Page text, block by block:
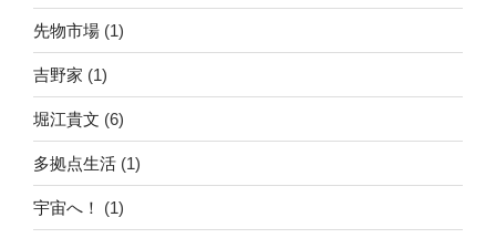
先物市場 (1)
吉野家 (1)
堀江貴文 (6)
多拠点生活 (1)
宇宙へ！ (1)